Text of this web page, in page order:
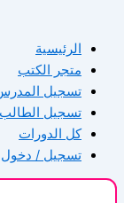
الرئيسية
متجر الكتب
تسجيل المدرس
تسجيل الطالب
كل الدورات
تسجيل / دخول